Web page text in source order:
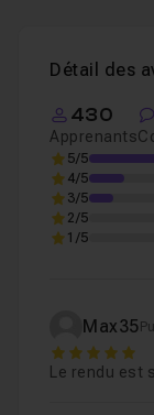
Détail des
430
Apprenants
5/5
4/5
3/5
2/5
1/5
Max35
5
Le rendu est